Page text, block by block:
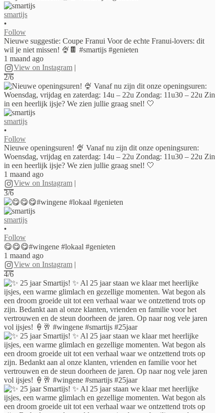
smartijs
•
Follow
Nieuwe suggestie: Coupe Franui Voor de echte Franui-lovers: dit
wil je niet missen! 🍨🍫 #smartijs #genieten
1 maand ago
View on Instagram |
2/6
smartijs
•
Follow
Nieuwe openingsuren! 🍨 Vanaf nu zijn dit onze openingsuren:
Woensdag, vrijdag en zaterdag: 14u – 22u Zondag: 11u30 – 22u Zin
in een heerlijk ijsje? We zien jullie graag snel! 🤍
1 maand ago
View on Instagram |
3/6
smartijs
•
Follow
😋😋😋#wingene #lokaal #genieten
1 maand ago
View on Instagram |
4/6